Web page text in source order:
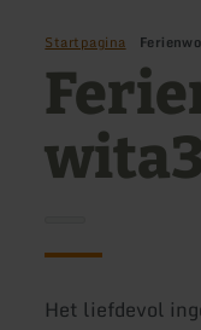
Startpagina
Het liefdevol